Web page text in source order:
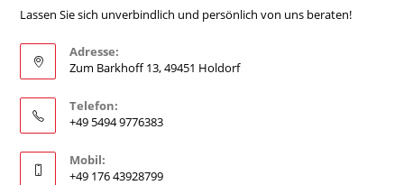
Lassen Sie sich unverbindlich und persönlich von uns beraten!
Adresse:
Zum Barkhoff 13, 49451 Holdorf
Telefon:
+49 5494 9776383
Mobil:
+49 176 43928799